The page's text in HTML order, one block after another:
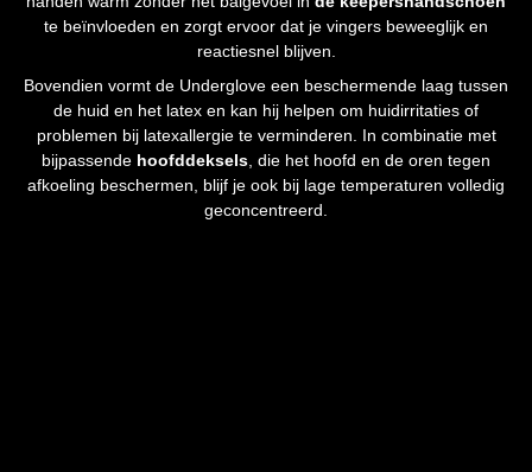
te beïnvloeden en zorgt ervoor dat je vingers beweeglijk en
reactiesnel blijven.
Bovendien vormt de Underglove een beschermende laag tussen
de huid en het latex en kan hij helpen om huidirritaties of
problemen bij latexallergie te verminderen. In combinatie met
bijpassende hoofddeksels , die het hoofd en de oren tegen
afkoeling beschermen, blijf je ook bij lage temperaturen volledig
geconcentreerd.